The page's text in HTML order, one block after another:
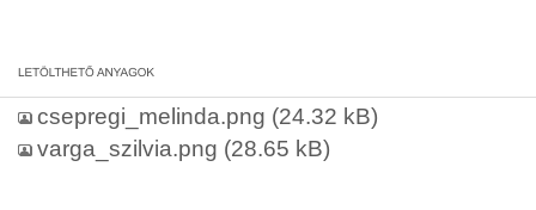
csepregi_melinda.png (24.32 kB)
varga_szilvia.png (28.65 kB)